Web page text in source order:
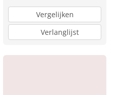
Vergelijken
Verlanglijst